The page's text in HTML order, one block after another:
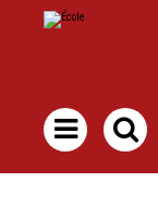
au
contenu.
personnels
